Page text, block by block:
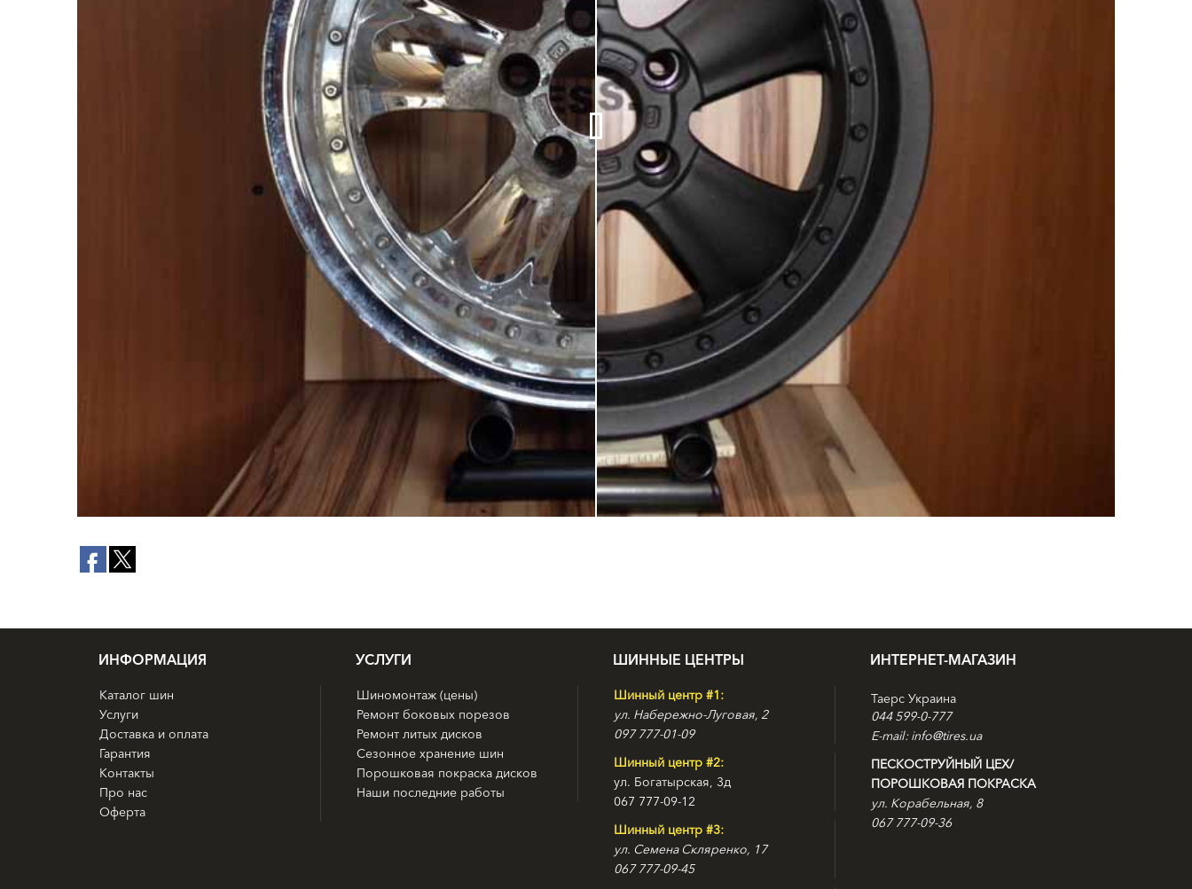
ИНФОРМАЦИЯ
Каталог шин
Услуги
Доставка и оплата
Гарантия
Контакты
Про нас
Оферта
УСЛУГИ
Шиномонтаж (цены)
Ремонт боковых порезов
Ремонт литых дисков
Сезонное хранение шин
Порошковая покраска дисков
Наши последние работы
ШИННЫЕ ЦЕНТРЫ
Шинный центр #1:
ул. Набережно-Луговая, 2
097 777-01-09
Шинный центр #2:
ул. Богатырская, 3д
067 777-09-12
Шинный центр #3:
ул. Семена Скляренко, 17
067 777-09-45
ИНТЕРНЕТ-МАГАЗИН
Таерс Украина
044 599-0-777
E-mail: info@tires.ua
ПЕСКОСТРУЙНЫЙ ЦЕХ/
ПОРОШКОВАЯ ПОКРАСКА
ул. Корабельная, 8
067 777-09-36